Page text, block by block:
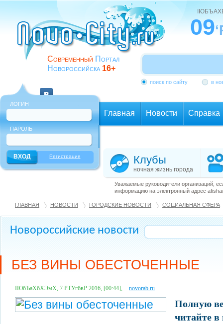
Современный Портал
Новороссийска 16+
09
поиск по сайту в
ЛОГИН
ПАРОЛЬ
Регистрация
Главная Новости Справка
Клубы
ночная жизнь города
Уважаемые руководители организаций,
информацию на электронный адрес
ГЛАВНАЯ НОВОСТИ ГОРОДСКИЕ НОВОСТИ СОЦИАЛЬНАЯ СФЕРА
Новороссийские новости
БЕЗ ВИНЫ ОБЕСТОЧЕННЫЕ
ІЮбЪаХбХЭмХ, 7 РТУгбвР 2016, [00:44], novorab.ru
Полную
читайте в